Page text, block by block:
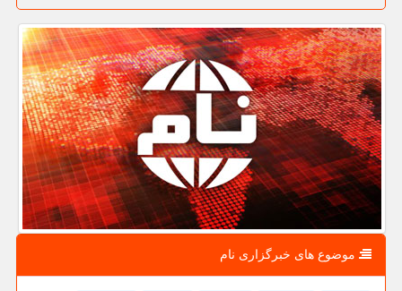
موضوع های خبرگزاری نام